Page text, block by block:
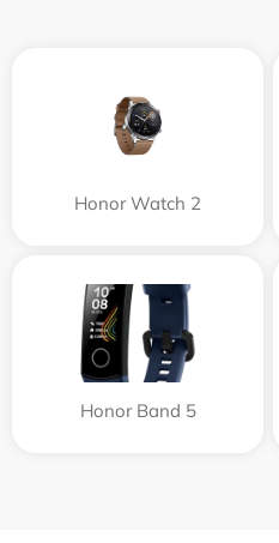
Honor Watch 2
Honor Band 5